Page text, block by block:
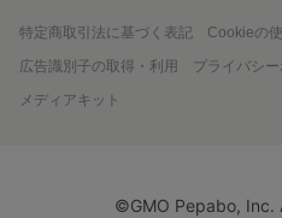
特定商取引法に基づく表記
Cookieの
広告識別子の取得・利用
プライバシ
メディアキット
©GMO Pepabo, Inc.